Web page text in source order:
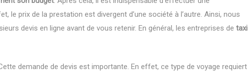
le prix de la prestation est divergent d’une société à l’autre. Ainsi, nous
devis en ligne avant de vous retenir. En général, les entreprises de taxi
demande de devis est importante. En effet, ce type de voyage requiert